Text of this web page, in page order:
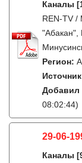
Каналы
REN-TV /
"Абакан",
Регион:
Добавил
08:02:44)
29-06-
Каналы